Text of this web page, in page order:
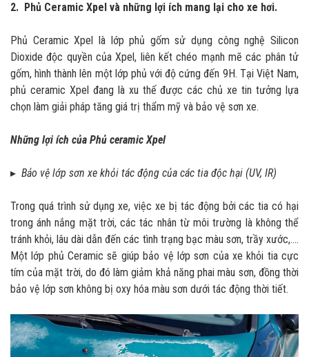
2. Phủ Ceramic Xpel và những lợi ích mang lại cho xe hơi.
Phủ Ceramic Xpel là lớp phủ gốm sử dụng công nghệ Silicon
Dioxide độc quyền của Xpel, liên kết chéo mạnh mẽ các phân tử
gốm, hình thành lên một lớp phủ với độ cứng đến 9H. Tại Việt Nam,
phủ ceramic Xpel đang là xu thế được các chủ xe tin tưởng lựa
chọn làm giải pháp tăng giá trị thẩm mỹ và bảo vệ sơn xe.
Những lợi ích của Phủ ceramic Xpel
▸ Bảo vệ lớp sơn xe khỏi tác động của các tia độc hại (UV, IR)
Trong quá trình sử dụng xe, việc xe bị tác động bởi các tia có hại
trong ánh nắng mặt trời, các tác nhân từ môi trường là không thể
tránh khỏi, lâu dài dẫn đến các tình trạng bạc màu sơn, trầy xước,....
Một lớp phủ Ceramic sẽ giúp bảo vệ lớp sơn của xe khỏi tia cực
tím của mặt trời, do đó làm giảm khả năng phai màu sơn, đồng thời
bảo vệ lớp sơn không bị oxy hóa màu sơn dưới tác động thời tiết.